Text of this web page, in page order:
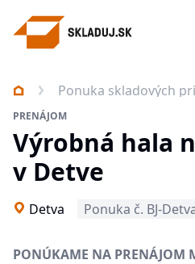
Ponuka skladových
PRENÁJOM
Výrobná hala
v Detve
Detva Ponuka č. BJ-
PONÚKAME NA PRENÁJOM